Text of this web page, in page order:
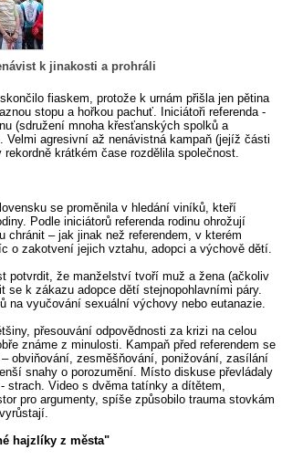
k jinakosti a prohráli
fiaskem, protože k urnám přišla jen pětina
stopu a hořkou pachuť. Iniciátoři referenda -
(sdružení mnoha křesťanských spolků a
agresivní až nenávistná kampaň (jejíž části
krátkém čase rozdělila společnost.
se proměnila v hledání viníků, kteří
Podle iniciátorů referenda rodinu ohrožují
chránit – jak jinak než referendem, v kterém
o zakotvení jejich vztahu, adopci a výchově dětí.
potvrdit, že manželství tvoří muž a žena (ačkoliv
k zákazu adopce dětí stejnopohlavními páry.
na vyučování sexuální výchovy nebo eutanazie.
přesouvání odpovědnosti za krizi na celou
známe z minulosti. Kampaň před referendem se
obviňování, zesměšňování, ponižování, zasílání
snahy o porozumění. Místo diskuse převládaly
strach. Video s dvěma tatínky a dítětem,
pro argumenty, spíše způsobilo trauma stovkám
hajzlíky z města"